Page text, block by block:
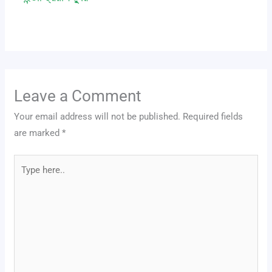
Leave a Comment
Your email address will not be published. Required fields
are marked*
here..